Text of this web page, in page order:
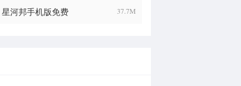
星河邦手机版免费 37.7M